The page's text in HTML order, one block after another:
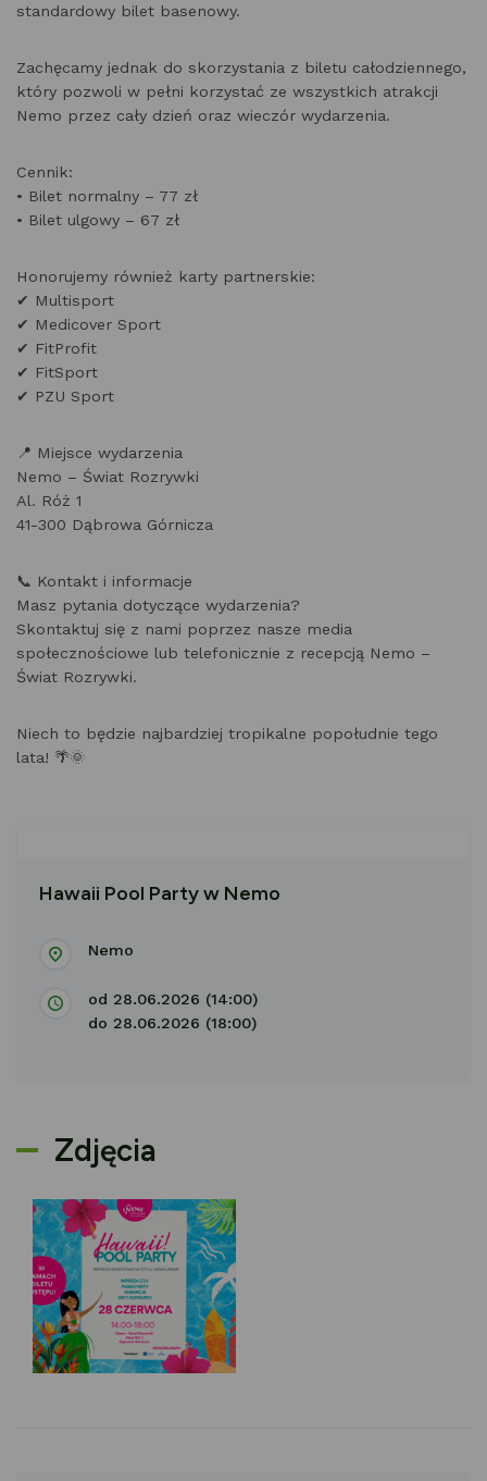
standardowy bilet basenowy.
Zachęcamy jednak do skorzystania z biletu całodziennego,
który pozwoli w pełni korzystać ze wszystkich atrakcji
Nemo przez cały dzień oraz wieczór wydarzenia.
Cennik:
• Bilet normalny – 77 zł
• Bilet ulgowy – 67 zł
Honorujemy również karty partnerskie:
✔ Multisport
✔ Medicover Sport
✔ FitProfit
✔ FitSport
✔ PZU Sport
📍 Miejsce wydarzenia
Nemo – Świat Rozrywki
Al. Róż 1
41-300 Dąbrowa Górnicza
📞 Kontakt i informacje
Masz pytania dotyczące wydarzenia?
Skontaktuj się z nami poprzez nasze media
społecznościowe lub telefonicznie z recepcją Nemo –
Świat Rozrywki.
Niech to będzie najbardziej tropikalne popołudnie tego
lata! 🌴🌞
Hawaii Pool Party w Nemo
Nemo
od 28.06.2026 (14:00)
do 28.06.2026 (18:00)
Zdjęcia